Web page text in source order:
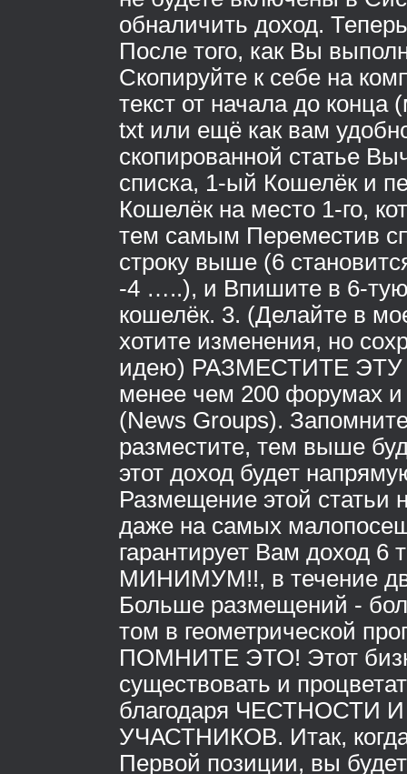
обналичить доход.
После того, как Вы
Скопируйте к себе на
текст от начала до
txt или ещё как вам
скопированной статье
списка, 1-ый Кошелёк и
Кошелёк на место 1-го,
тем самым Переместив
строку выше (6
-4 …..), и Впишите в 6-
кошелёк. 3. (Делайте в
хотите изменения, но
идею) РАЗМЕСТИТЕ ЭТУ
менее чем 200 форумах и
(News Groups).
разместите, тем выше
этот доход будет
Размещение этой статьи
даже на самых
гарантирует Вам доход 6
МИНИМУМ!!, в течение
Больше размещений -
том в геометрической
ПОМНИТЕ ЭТО! Этот
существовать и
благодаря ЧЕСТНОСТИ
УЧАСТНИКОВ. Итак,
Первой позиции, вы